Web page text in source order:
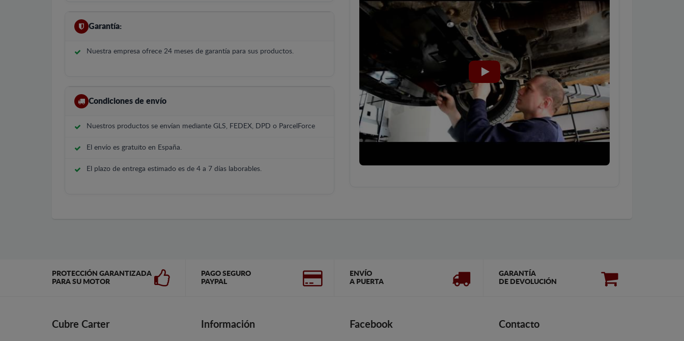
Garantía:
Nuestra empresa ofrece 24 meses de garantía para sus productos.
Condiciones de envío
Nuestros productos se envían mediante GLS, FEDEX, DPD o ParcelForce
El envío es gratuito en España.
El plazo de entrega estimado es de 4 a 7 días laborables.
PROTECCIÓN GARANTIZADA
PARA SU MOTOR
PAGO SEGURO
PAYPAL
ENVÍO
A PUERTA
GARANTÍA
DE DEVOLUCIÓN
Cubre Carter Información Facebook Contacto